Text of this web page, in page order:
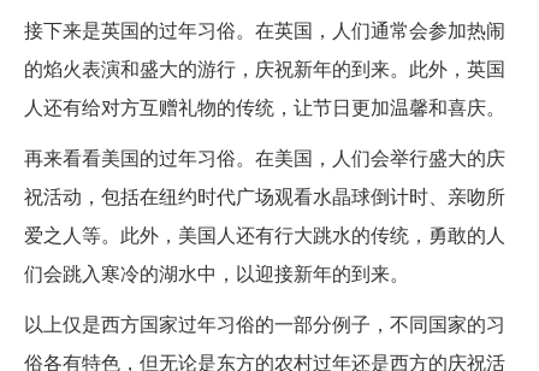
接下来是英国的过年习俗。在英国，人们通常会参加热闹
的焰火表演和盛大的游行，庆祝新年的到来。此外，英国
人还有给对方互赠礼物的传统，让节日更加温馨和喜庆。
再来看看美国的过年习俗。在美国，人们会举行盛大的庆
祝活动，包括在纽约时代广场观看水晶球倒计时、亲吻所
爱之人等。此外，美国人还有行大跳水的传统，勇敢的人
们会跳入寒冷的湖水中，以迎接新年的到来。
以上仅是西方国家过年习俗的一部分例子，不同国家的习
俗各有特色，但无论是东方的农村过年还是西方的庆祝活